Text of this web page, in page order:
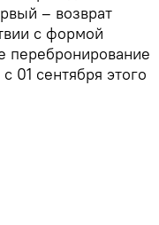
– возврат
с формой
перебронирование
01 сентября этого